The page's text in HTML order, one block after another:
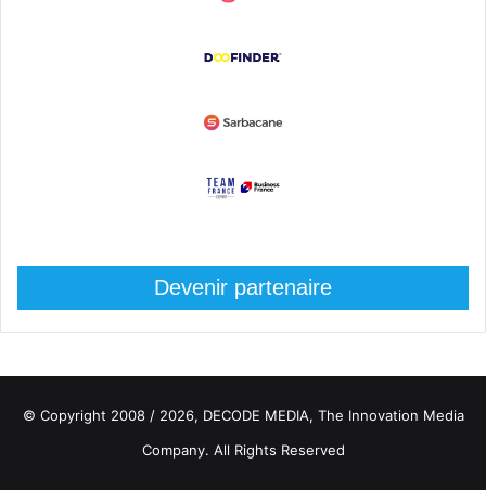
Devenir partenaire
© Copyright 2008 / 2026, DECODE MEDIA, The Innovation Media
Company. All Rights Reserved